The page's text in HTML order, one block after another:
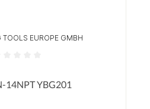
TOOLS EUROPE GMBH
14NPT YBG201